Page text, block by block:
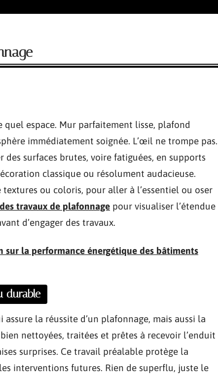
quel espace. Mur parfaitement lisse, plafond
immédiatement soignée. L’œil ne trompe pas.
surfaces brutes, voire fatiguées, en supports
classique ou résolument audacieuse.
ou coloris, pour aller à l’essentiel ou oser
travaux de plafonnage pour visualiser l’étendue
d’engager des travaux.
sur la performance énergétique des bâtiments
durable
la réussite d’un plafonnage, mais aussi la
nettoyées, traitées et prêtes à recevoir l’enduit
surprises. Ce travail préalable protège la
interventions futures. Rien de superflu, juste le